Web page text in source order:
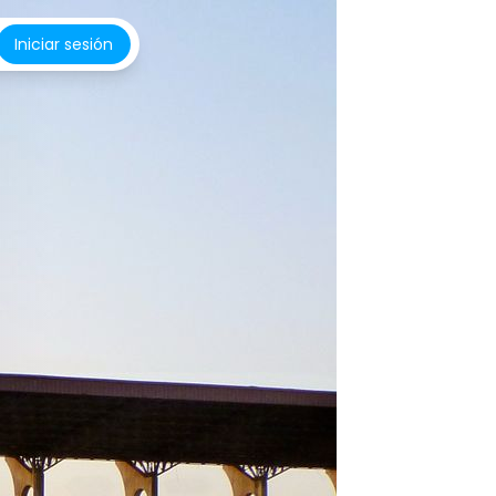
Iniciar sesión